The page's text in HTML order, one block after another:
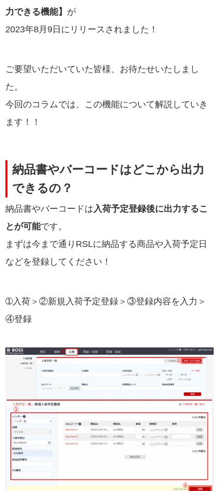
力できる機能】 が
2023年8月9日にリリースされました！
ご要望いただいていた皆様、お待たせいたしまし
た。
今回のコラムでは、この機能について解説していき
ます！！
納品書やバーコードはどこから出力
できるの？
納品書やバーコードは入荷予定登録後に出力するこ
とが可能です。
まずは今まで通りRSLに納品する商品や入荷予定日
などを登録してください！
➀入荷＞②新規入荷予定登録＞③登録内容を入力＞
④登録